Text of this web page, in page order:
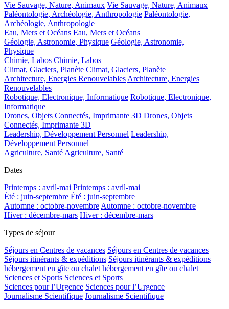
Vie Sauvage, Nature, Animaux Vie Sauvage, Nature, Animaux
Paléontologie, Archéologie, Anthropologie Paléontologie,
Archéologie, Anthropologie
Eau, Mers et Océans Eau, Mers et Océans
Géologie, Astronomie, Physique Géologie, Astronomie,
Physique
Chimie, Labos Chimie, Labos
Climat, Glaciers, Planète Climat, Glaciers, Planète
Architecture, Energies RenouvelablesArchitecture, Energies
Renouvelables
Robotique, Electronique, Informatique Robotique, Electronique,
Informatique
Drones, Objets Connectés, Imprimante 3D Drones, Objets
Connectés, Imprimante 3D
Leadership, Développement Personnel Leadership,
Développement Personnel
Agriculture, SantéAgriculture, Santé
Dates
Printemps : avril-mai Printemps : avril-mai
Été : juin-septembre Été : juin-septembre
Automne : octobre-novembreAutomne : octobre-novembre
Hiver : décembre-mars Hiver : décembre-mars
Types de séjour
Séjours en Centres de vacances Séjours en Centres de vacances
Séjours itinérants & expéditions Séjours itinérants & expéditions
hébergement en gîte ou chalet hébergement en gîte ou chalet
Sciences et Sports Sciences et Sports
Sciences pour l’Urgence Sciences pour l’Urgence
Journalisme Scientifique Journalisme Scientifique